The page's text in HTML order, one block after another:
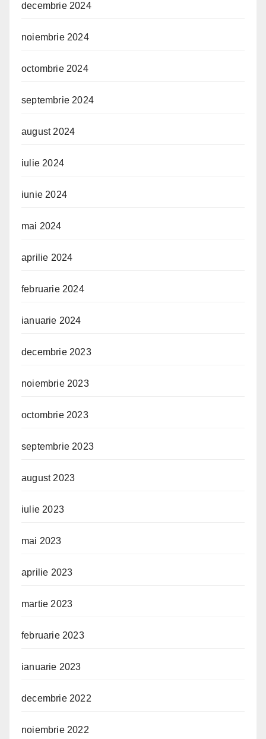
decembrie 2024
noiembrie 2024
octombrie 2024
septembrie 2024
august 2024
iulie 2024
iunie 2024
mai 2024
aprilie 2024
februarie 2024
ianuarie 2024
decembrie 2023
noiembrie 2023
octombrie 2023
septembrie 2023
august 2023
iulie 2023
mai 2023
aprilie 2023
martie 2023
februarie 2023
ianuarie 2023
decembrie 2022
noiembrie 2022